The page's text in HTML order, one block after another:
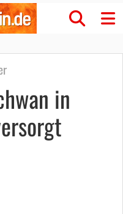
in